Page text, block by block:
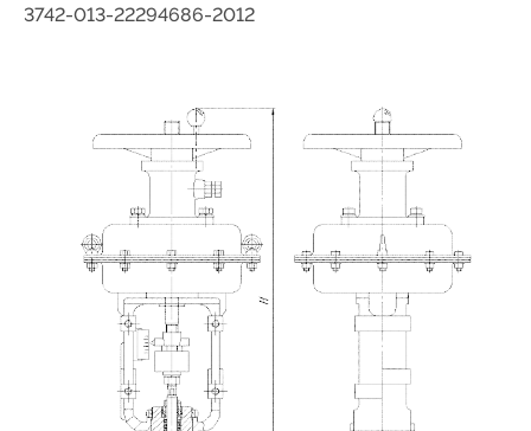
3742-013-22294686-2012